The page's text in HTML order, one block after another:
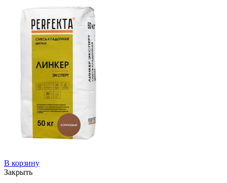
В корзину
Закрыть